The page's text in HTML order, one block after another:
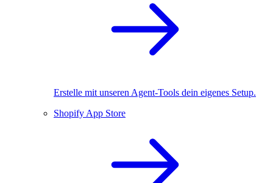
Erstelle mit unseren Agent-Tools dein eigenes Setup.
Shopify App Store